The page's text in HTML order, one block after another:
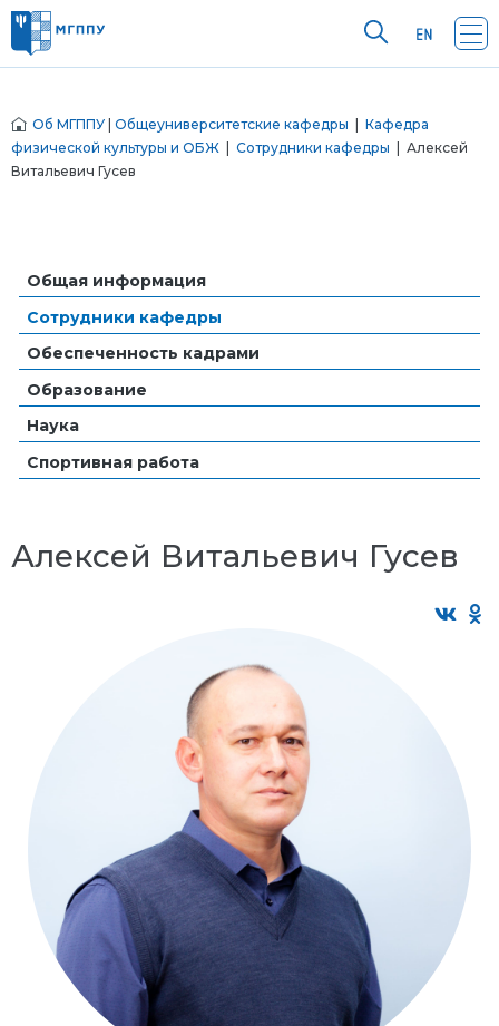
Об МГППУ Общеуниверситетские кафедры
Кафедра
физической культуры и ОБЖ
Сотрудники кафедры | Алексей
Витальевич Гусев
Общая информация
Сотрудники кафедры
Обеспеченность кадрами
Образование
Наука
Спортивная работа
Алексей Витальевич Гусев